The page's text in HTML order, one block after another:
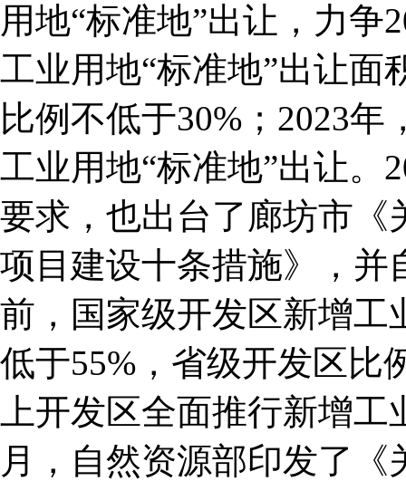
用地“标准地”出让，力争
工业用地“标准地”出让面
比例不低于30%；2023
工业用地“标准地”出让。
要求，也出台了廊坊市《
项目建设十条措施》，并
前，国家级开发区新增工
低于55%，省级开发区比
上开发区全面推行新增
月，自然资源部印发了